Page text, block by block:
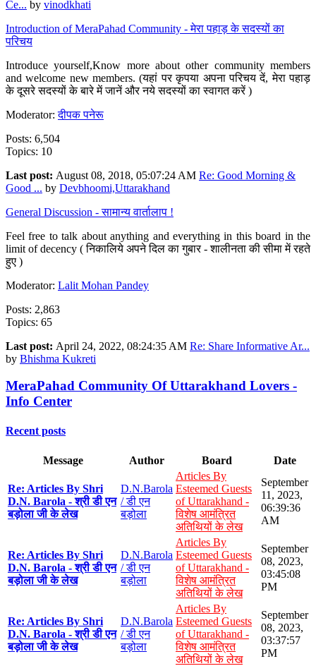
Ce... by vinodkhati
Introduction of MeraPahad Community - मेरा पहाड़ के सदस्यों का
परिचय
Introduce yourself,Know more about other community members
and welcome new members. (यहां पर कृपया अपना परिचय दें, मेरा पहाड़
के दूसरे सदस्यों के बारे में जानें और नये सदस्यों का स्वागत करें )
Moderator:दीपक पनेरू
Posts: 6,504
Topics: 10
Last post: August 08, 2018, 05:07:24 AM Re: Good Morning &
Good ... by Devbhoomi,Uttarakhand
General Discussion - सामान्य वार्तालाप !
Feel free to talk about anything and everything in this board in the
limit of decency ( निकालिये अपने दिल का गुबार - शालीनता की सीमा में रहते
हुए )
Moderator: Lalit Mohan Pandey
Posts: 2,863
Topics: 65
Last post: April 24, 2022, 08:24:35 AM Re: Share Informative Ar...
by Bhishma Kukreti
MeraPahad Community Of Uttarakhand Lovers -
Info Center
Recent posts
Message Author Board Date
Re: Articles By Shri
D.N. Barola - श्री डी एन
बड़ोला जी के लेख
D.N.Barola
/ डी एन
बड़ोला
Articles By
Esteemed Guests
of Uttarakhand -
विशेष आमंत्रित
अतिथियों के लेख
September
11, 2023,
06:39:36
AM
Re: Articles By Shri
D.N. Barola - श्री डी एन
बड़ोला जी के लेख
D.N.Barola
/ डी एन
बड़ोला
Articles By
Esteemed Guests
of Uttarakhand -
विशेष आमंत्रित
अतिथियों के लेख
September
08, 2023,
03:45:08
PM
Re: Articles By Shri
D.N. Barola - श्री डी एन
बड़ोला जी के लेख
D.N.Barola
/ डी एन
बड़ोला
Articles By
Esteemed Guests
of Uttarakhand -
विशेष आमंत्रित
अतिथियों के लेख
September
08, 2023,
03:37:57
PM